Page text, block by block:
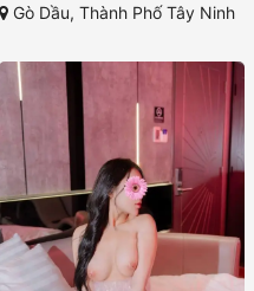
Gò Dầu, Thành Phố Tây Ninh